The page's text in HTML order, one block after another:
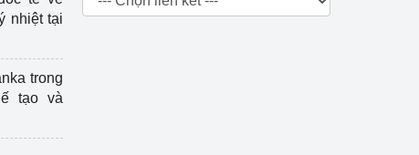
nhiệt tại
trong
tạo và